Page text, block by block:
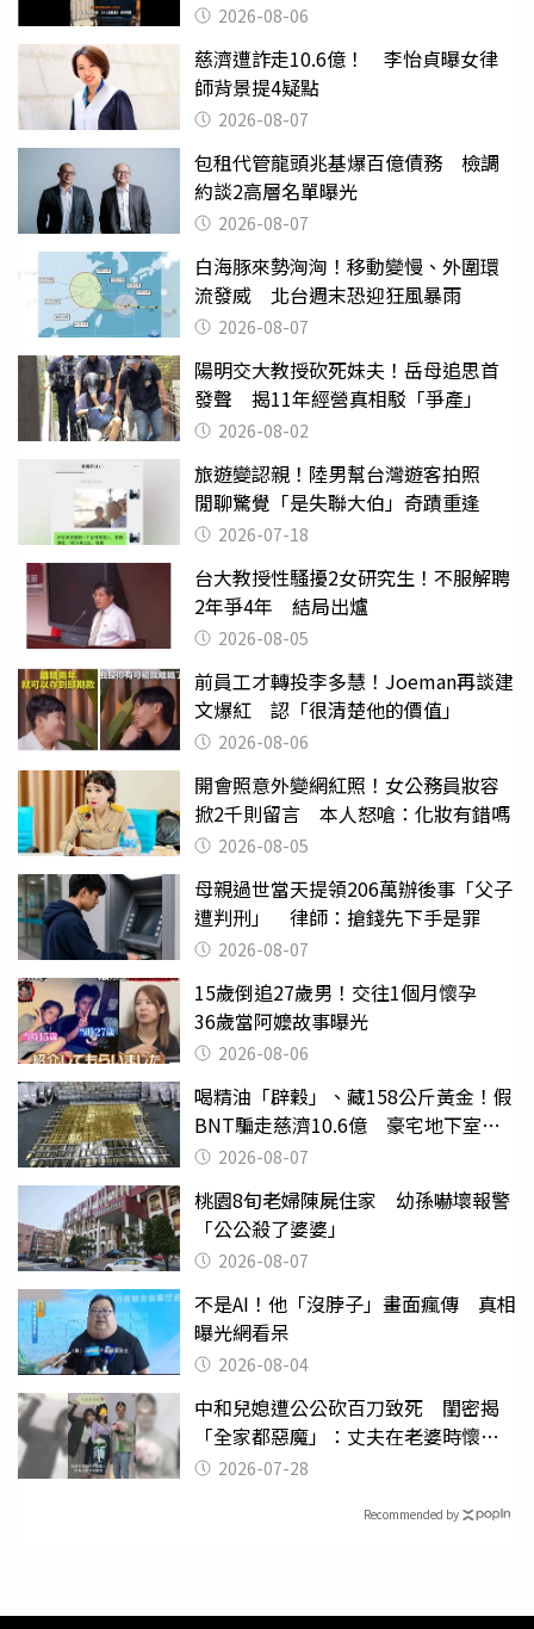
2026-08-06
慈濟遭詐走10.6億！ 李怡貞曝女律
師背景提4疑點
2026-08-07
包租代管龍頭兆基爆百億債務 檢調
約談2高層名單曝光
2026-08-07
白海豚來勢洶洶！移動變慢、外圍環
流發威 北台週末恐迎狂風暴雨
2026-08-07
陽明交大教授砍死妹夫！岳母追思首
發聲 揭11年經營真相駁「爭產」
2026-08-02
旅遊變認親！陸男幫台灣遊客拍照
閒聊驚覺「是失聯大伯」奇蹟重逢
2026-07-18
台大教授性騷擾2女研究生！不服解聘
2年爭4年 結局出爐
2026-08-05
前員工才轉投李多慧！Joeman再談建
文爆紅 認「很清楚他的價值」
2026-08-06
開會照意外變網紅照！女公務員妝容
掀2千則留言 本人怒嗆：化妝有錯嗎
2026-08-05
母親過世當天提領206萬辦後事「父子
遭判刑」 律師：搶錢先下手是罪
2026-08-07
15歲倒追27歲男！交往1個月懷孕
36歲當阿嬤故事曝光
2026-08-06
喝精油「辟穀」、藏158公斤黃金！假
BNT騙走慈濟10.6億 豪宅地下室竟
挖出乾鮑金庫
2026-08-07
桃園8旬老婦陳屍住家 幼孫嚇壞報警
「公公殺了婆婆」
2026-08-07
不是AI！他「沒脖子」畫面瘋傳 真相
曝光網看呆
2026-08-04
中和兒媳遭公公砍百刀致死 閨密揭
「全家都惡魔」：丈夫在老婆時懷孕
摔東西
2026-07-28
Recommended by